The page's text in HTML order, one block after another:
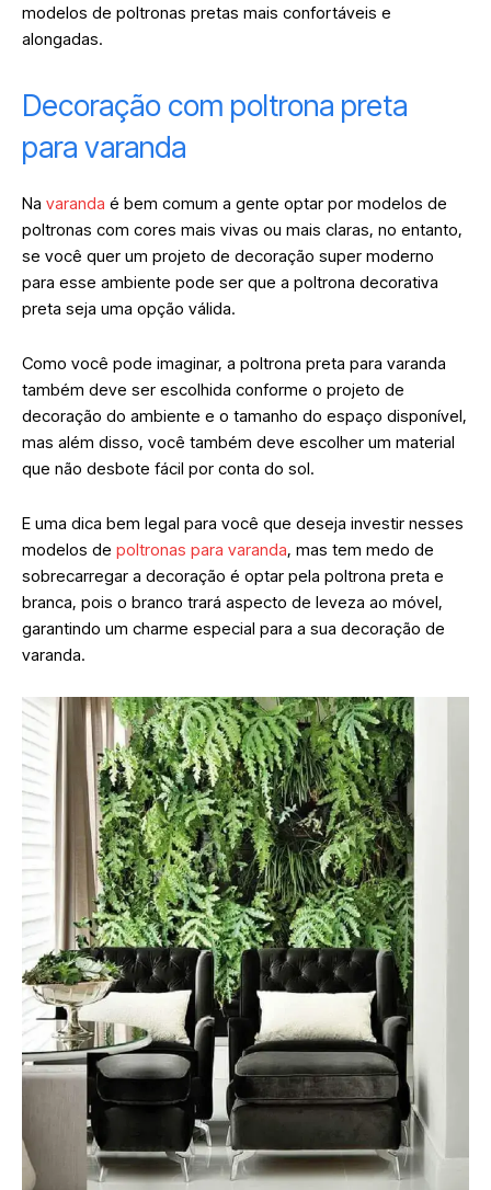
modelos de poltronas pretas mais confortáveis e
alongadas.
Decoração com poltrona preta
para varanda
Na varanda é bem comum a gente optar por modelos de
poltronas com cores mais vivas ou mais claras, no entanto,
se você quer um projeto de decoração super moderno
para esse ambiente pode ser que a poltrona decorativa
preta seja uma opção válida.
Como você pode imaginar, a poltrona preta para varanda
também deve ser escolhida conforme o projeto de
decoração do ambiente e o tamanho do espaço disponível,
mas além disso, você também deve escolher um material
que não desbote fácil por conta do sol.
E uma dica bem legal para você que deseja investir nesses
modelos de poltronas para varanda, mas tem medo de
sobrecarregar a decoração é optar pela poltrona preta e
branca, pois o branco trará aspecto de leveza ao móvel,
garantindo um charme especial para a sua decoração de
varanda.